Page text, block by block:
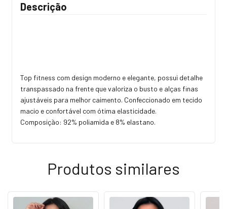
Descrição
Top fitness com design moderno e elegante, possui detalhe
transpassado na frente que valoriza o busto e alças finas
ajustáveis para melhor caimento. Confeccionado em tecido
macio e confortável com ótima elasticidade.
Composição: 92% poliamida e 8% elastano.
Produtos similares